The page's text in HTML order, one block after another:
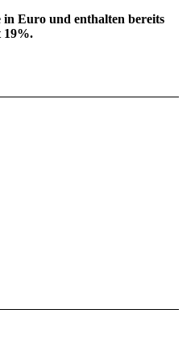
in Euro und enthalten bereits
19%.